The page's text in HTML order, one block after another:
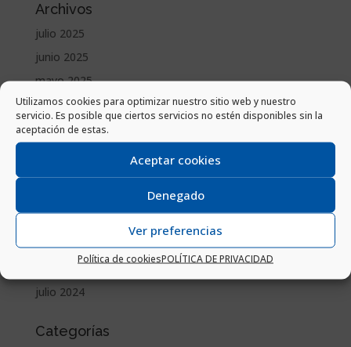
Utilizamos cookies para optimizar nuestro sitio web y nuestro
servicio. Es posible que ciertos servicios no estén disponibles sin la
aceptación de estas.
Aceptar cookies
Denegado
Ver preferencias
Política de cookiesPOLÍTICA DE PRIVACIDAD
Archivos
julio 2025
junio 2025
mayo 2025
abril 2025
marzo 2025
enero 2025
octubre 2024
septiembre 2024
julio 2024
Categorías